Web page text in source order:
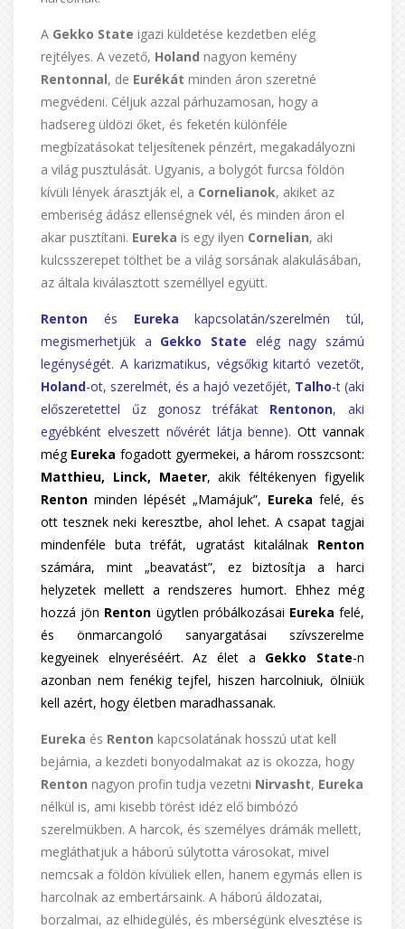
A Gekko State igazi küldetése kezdetben elég
rejtélyes. A vezető, Holand nagyon kemény
Rentonnal, de Eurékát minden áron szeretné
megvédeni. Céljuk azzal párhuzamosan, hogy a
hadsereg üldözi őket, és feketén különféle
megbízatásokat teljesítenek pénzért, megakadályozni
a világ pusztulását. Ugyanis, a bolygót furcsa földön
kívüli lények árasztják el, a Cornelianok, akiket az
emberiség ádász ellenségnek vél, és minden áron el
akar pusztítani. Eureka is egy ilyen Cornelian, aki
kulcsszerepet tölthet be a világ sorsának alakulásában,
az általa kiválasztott személlyel együtt.
Renton és Eureka kapcsolatán/szerelmén túl,
megismerhetjük a Gekko State elég nagy számú
legénységét. A karizmatikus, végsőkig kitartó vezetőt,
Holand-ot, szerelmét, és a hajó vezetőjét, Talho-t (aki
előszeretettel űz gonosz tréfákat Rentonon, aki
egyébként elveszett nővérét látja benne).Ott vannak
még Eureka fogadott gyermekei, a három rosszcsont:
Matthieu, Linck, Maeter, akik féltékenyen figyelik
Renton minden lépését „Mamájuk”, Eureka felé, és
ott tesznek neki keresztbe, ahol lehet. A csapat tagjai
mindenféle buta tréfát, ugratást kitalálnak Renton
számára, mint „beavatást”, ez biztosítja a harci
helyzetek mellett a rendszeres humort. Ehhez még
hozzá jön Renton ügytlen próbálkozásai Eureka felé,
és önmarcangoló sanyargatásai szívszerelme
kegyeinek elnyeréséért. Az élet a Gekko State-n
azonban nem fenékig tejfel, hiszen harcolniuk, ölniük
kell azért, hogy életben maradhassanak.
Eureka és Renton kapcsolatának hosszú utat kell
bejárnia, a kezdeti bonyodalmakat az is okozza, hogy
Renton nagyon profin tudja vezetni Nirvasht, Eureka
nélkül is, ami kisebb törést idéz elő bimbózó
szerelmükben. A harcok, és személyes drámák mellett,
megláthatjuk a háború súlytotta városokat, mivel
nemcsak a földön kívüliek ellen, hanem egymás ellen is
harcolnak az embertársaink. A háború áldozatai,
borzalmai, az elhidegülés, és mberségünk elvesztése is